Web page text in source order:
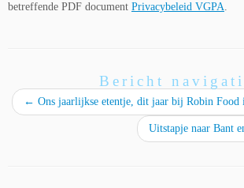
betreffende PDF document Privacybeleid VGPA.
Bericht
← Ons jaarlijkse etentje, dit jaar bij Robin Food
Uitstapje naar Bant